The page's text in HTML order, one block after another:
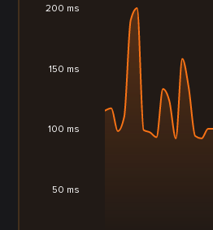
50 ms
100 ms
150 ms
200 ms